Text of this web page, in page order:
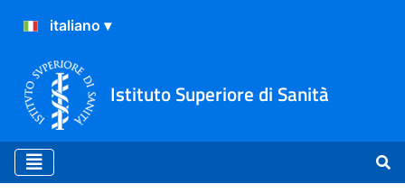
Istituto Superiore di Sanità